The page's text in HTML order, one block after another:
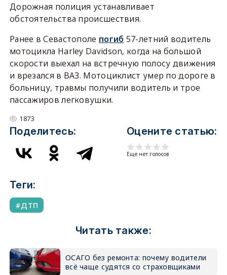
Дорожная полиция устанавливает
обстоятельства происшествия.
Ранее в Севастополе погиб 57-летний водитель
мотоцикла Harley Davidson, когда на большой
скорости выехал на встречную полосу движения
и врезался в ВАЗ. Мотоциклист умер по дороге в
больницу, травмы получили водитель и трое
пассажиров легковушки.
1873
Поделитесь: Оцените статью:
Еще нет голосов
Теги:
ДТП
Читать также:
ОСАГО без ремонта: почему водители
всё чаще судятся со страховщиками